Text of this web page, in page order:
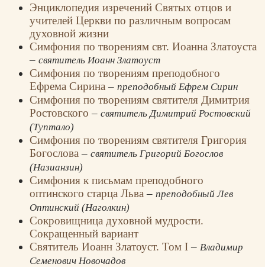
Энциклопедия изречений Святых отцов и
учителей Церкви по различным вопросам
духовной жизни
Симфония по творениям свт. Иоанна Златоуста
– святитель Иоанн Златоуст
Симфония по творениям преподобного
Ефрема Сирина– преподобный Ефрем Сирин
Симфония по творениям святителя Димитрия
Ростовского– святитель Димитрий Ростовский
(Туптало)
Симфония по творениям святителя Григория
Богослова– святитель Григорий Богослов
(Назианзин)
Симфония к письмам преподобного
оптинского старца Льва– преподобный Лев
Оптинский (Наголкин)
Сокровищница духовной мудрости.
Сокращенный вариант
Святитель Иоанн Златоуст. Том I– Владимир
Семенович Новочадов